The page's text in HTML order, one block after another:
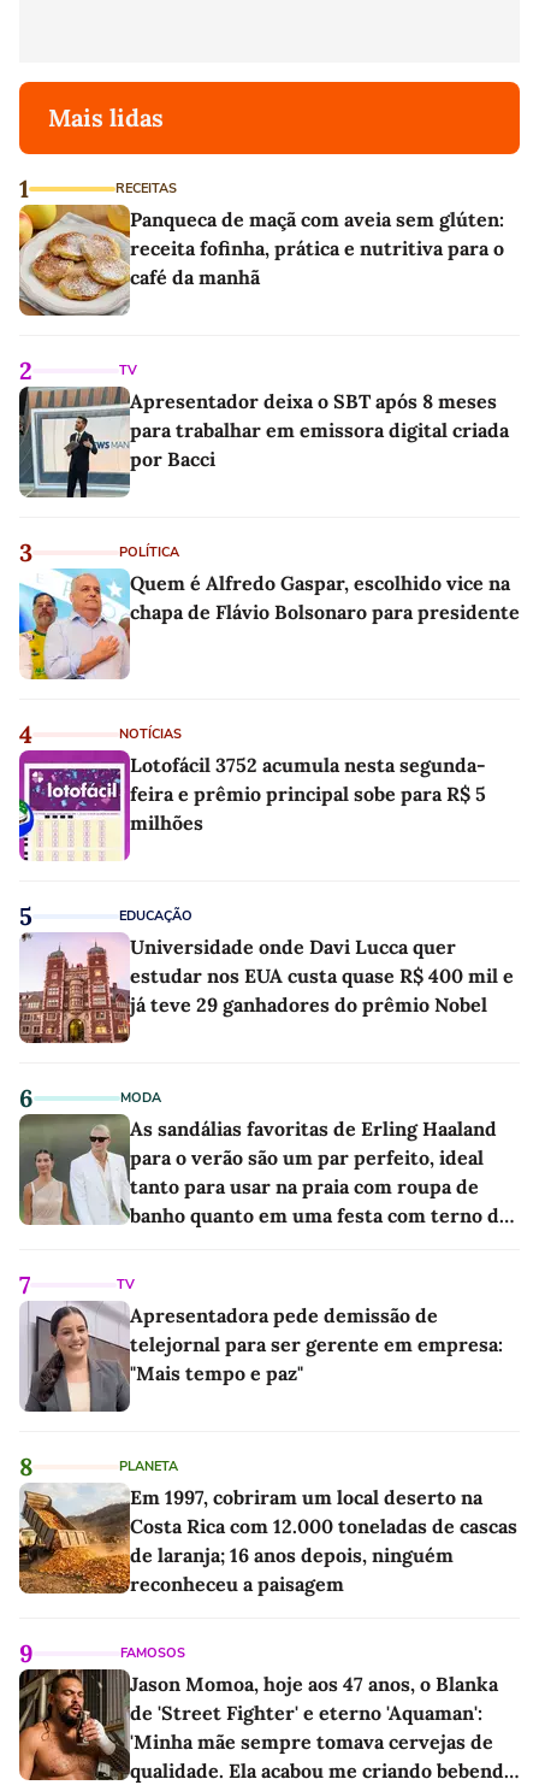
Mais lidas
1 RECEITAS
Panqueca de maçã com aveia sem glúten:
receita fofinha, prática e nutritiva para o
café da manhã
2 TV
Apresentador deixa o SBT após 8 meses
para trabalhar em emissora digital criada
por Bacci
3 POLÍTICA
Quem é Alfredo Gaspar, escolhido vice na
chapa de Flávio Bolsonaro para presidente
4 NOTÍCIAS
Lotofácil 3752 acumula nesta segunda-
feira e prêmio principal sobe para R$ 5
milhões
5 EDUCAÇÃO
Universidade onde Davi Lucca quer
estudar nos EUA custa quase R$ 400 mil e
já teve 29 ganhadores do prêmio Nobel
6 MODA
As sandálias favoritas de Erling Haaland
para o verão são um par perfeito, ideal
tanto para usar na praia com roupa de
banho quanto em uma festa com terno de
7 TV
Apresentadora pede demissão de
telejornal para ser gerente em empresa:
"Mais tempo e paz"
8 PLANETA
Em 1997, cobriram um local deserto na
Costa Rica com 12.000 toneladas de cascas
de laranja; 16 anos depois, ninguém
reconheceu a paisagem
9 FAMOSOS
Jason Momoa, hoje aos 47 anos, o Blanka
de 'Street Fighter' e eterno 'Aquaman':
'Minha mãe sempre tomava cervejas de
qualidade. Ela acabou me criando bebendo